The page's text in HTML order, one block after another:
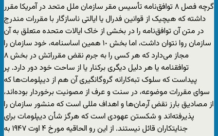
گرچه فصل ٨ توافق‌نامه تأسیس مقر سازمان ملل متحد در آمریکا مقرر
داشته که هیچیک از قوانین فدرال یا ایالتی ناسازگار با مقررات مندرج
در متن آن توافق‌نامه را در بخشی از خاک ایالات متحده متعلق به آن
سازمان روا نتوان داشت، اما بخش ١٠ همین اساسنامه، خود سازمان را
مجاز می‌دارد که هر کسی را به جرم نقض مقرراتش در بخش ٨
توافقنامه یا هر دلیل دیگری برکنار یا از ساحت خود دور دارد. پر
پیداست که سلوک تبه‌کارانه گروگانگیری آن هم از دیپلومات‌ها که
سوای مقررات موضوعه، در سنت و عرف از مصونیت برخوردار بوده‌اند،
از مصادیق بارز نقض آرمان‌ها و اهداف مللی است که منشور سازمان را
پذیرفته‌اند و شکستن عهودی است که هرگز شأن دیپلومات برای
جنایتکاران قائل نیستند. از این رو الحاقیه مورخ ۴ اوت ١٩۴۷ به